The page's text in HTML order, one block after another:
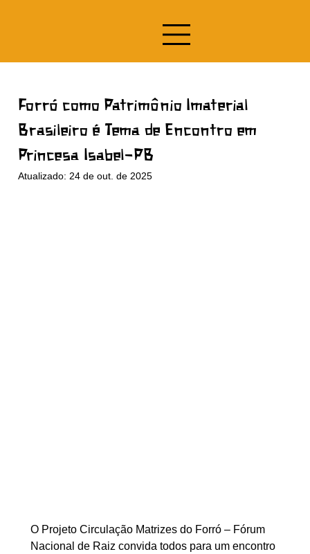
Forró como Patrimônio Imaterial
Brasileiro é Tema de Encontro em
Princesa Isabel-PB
Atualizado: 24 de out. de 2025
O Projeto Circulação Matrizes do Forró – Fórum
Nacional de Raiz convida todos para um encontro